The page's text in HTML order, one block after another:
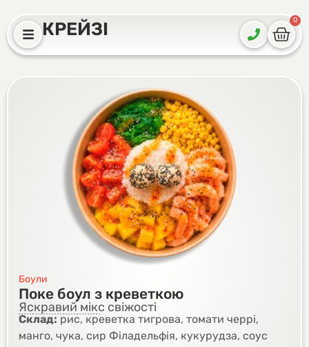
КРЕЙЗІ 0
Боули
Поке боул з креветкою
Яскравий мікс свіжості
Склад:рис, креветка тигрова, томати черрі,
манго, чука, сир Філадельфія, кукурудза, соус